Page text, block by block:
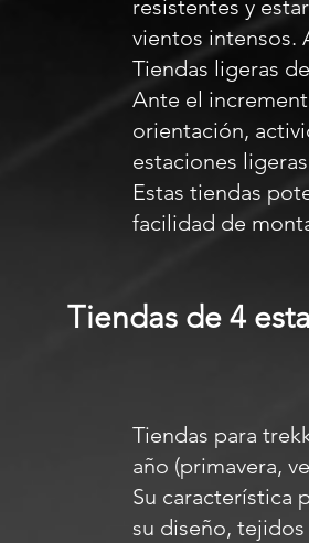
resistentes y
vientos intensos.
Tiendas ligeras
Ante el
orientación,
estaciones
Estas tiendas
facilidad de
Tiendas de 4
Tiendas para
año (primavera,
Su característica
su diseño,